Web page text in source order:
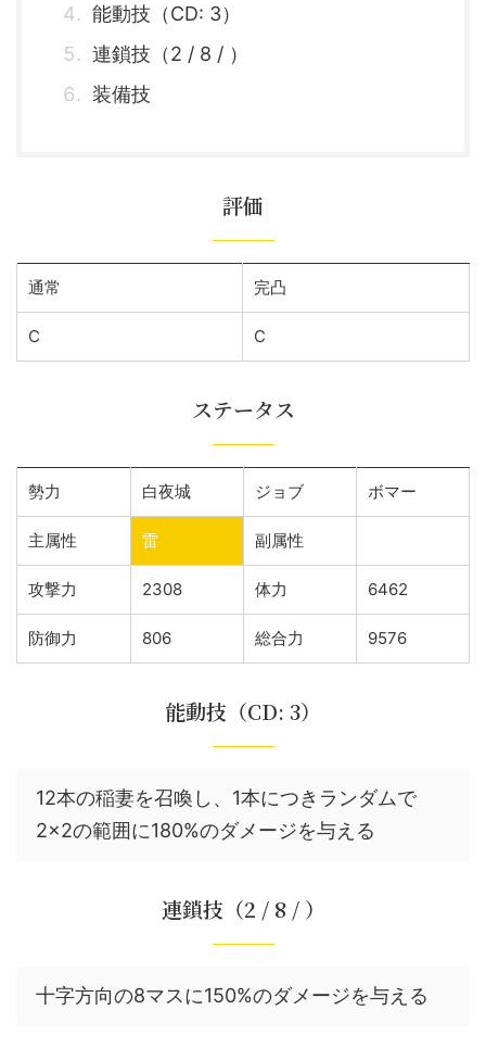
能動技（CD: 3）
連鎖技（2 / 8 / ）
装備技
評価
通常 完凸
C C
ステータス
勢力 白夜城 ジョブ ボマー
主属性 雷 副属性
攻撃力 2308 体力 6462
防御力 806 総合力 9576
能動技（CD: 3）
12本の稲妻を召喚し、1本につきランダムで
2×2の範囲に180%のダメージを与える
連鎖技（2 / 8 / ）
十字方向の8マスに150%のダメージを与える